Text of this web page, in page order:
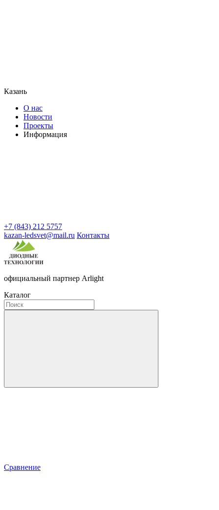
Казань
О нас
Новости
Проекты
Информация
+7 (843) 212 5757
kazan-ledsvet@mail.ru Контакты
официальный партнер Arlight
Каталог
Сравнение